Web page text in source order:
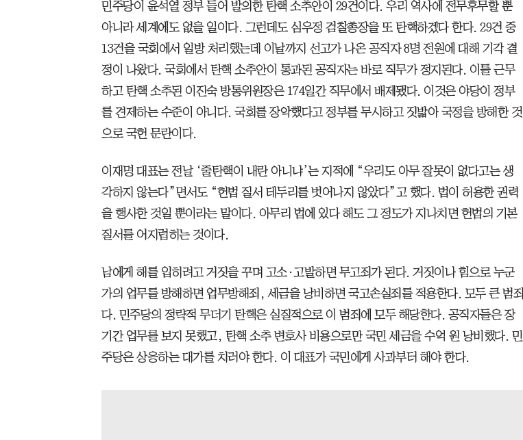
민주당이 윤석열 정부 들어 발의한 탄핵 소추안이 29건이다. 우리 역사에 전무후무할 뿐
아니라 세계에도 없을 일이다. 그런데도 심우정 검찰총장을 또 탄핵하겠다 한다. 29건 중
13건을 국회에서 일방 처리했는데 이날까지 선고가 나온 공직자 8명 전원에 대해 기각 결
정이 나왔다. 국회에서 탄핵 소추안이 통과된 공직자는 바로 직무가 정지된다. 이틀 근무
하고 탄핵 소추된 이진숙 방통위원장은 174일간 직무에서 배제됐다. 이것은 야당이 정부
를 견제하는 수준이 아니다. 국회를 장악했다고 정부를 무시하고 짓밟아 국정을 방해한 것
으로 국헌 문란이다.
이재명 대표는 전날 ‘줄탄핵이 내란 아니냐’는 지적에 “우리도 아무 잘못이 없다고는 생
각하지 않는다”면서도 “헌법 질서 테두리를 벗어나지 않았다”고 했다. 법이 허용한 권력
을 행사한 것일 뿐이라는 말이다. 아무리 법에 있다 해도 그 정도가 지나치면 헌법의 기본
질서를 어지럽히는 것이다.
남에게 해를 입히려고 거짓을 꾸며 고소·고발하면 무고죄가 된다. 거짓이나 힘으로 누군
가의 업무를 방해하면 업무방해죄, 세금을 낭비하면 국고손실죄를 적용한다. 모두 큰 범죄
다. 민주당의 정략적 무더기 탄핵은 실질적으로 이 범죄에 모두 해당한다. 공직자들은 장
기간 업무를 보지 못했고, 탄핵 소추 변호사 비용으로만 국민 세금을 수억 원 낭비했다. 민
주당은 상응하는 대가를 치러야 한다. 이 대표가 국민에게 사과부터 해야 한다.